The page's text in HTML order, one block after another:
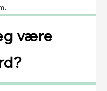
være